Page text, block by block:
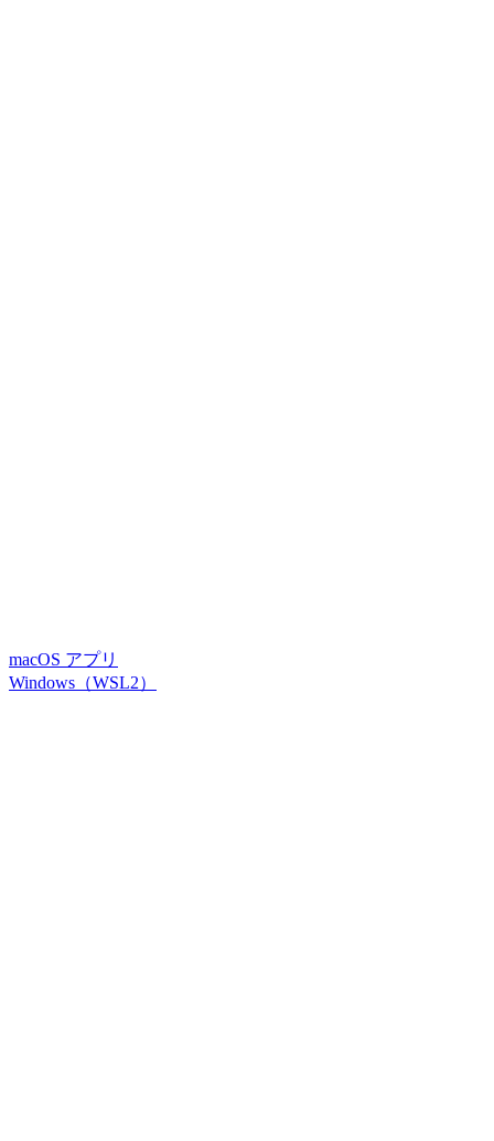
macOS アプリ
Windows（WSL2）